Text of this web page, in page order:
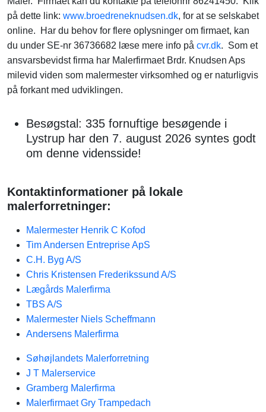
på dette link: www.broedreneknudsen.dk, for at se selskabet
online. Har du behov for flere oplysninger om firmaet, kan
du under SE-nr 36736682 læse mere info på cvr.dk. Som et
ansvarsbevidst firma har Malerfirmaet Brdr. Knudsen Aps
milevid viden som malermester virksomhed og er naturligvis
på forkant med udviklingen.
Besøgstal: 335 fornuftige besøgende i
Lystrup har den 7. august 2026 syntes godt
om denne vidensside!
Kontaktinformationer på lokale
malerforretninger:
Malermester Henrik C Kofod
Tim Andersen Entreprise ApS
C.H. Byg A/S
Chris Kristensen Frederikssund A/S
Lægårds Malerfirma
TBS A/S
Malermester Niels Scheffmann
Andersens Malerfirma
Søhøjlandets Malerforretning
J T Malerservice
Gramberg Malerfirma
Malerfirmaet Gry Trampedach